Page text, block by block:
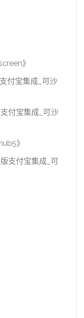
》
付宝集成_可沙
付宝集成_可沙
》
支付宝集成_可